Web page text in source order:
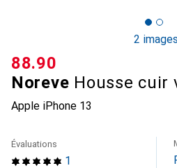
2 images
Noreve Housse cuir
Apple iPhone 13
CHF
88.90
1
Évaluations